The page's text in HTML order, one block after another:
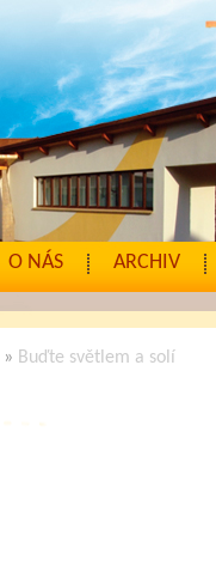
O NÁS ARCHIV
» Buďte světlem a solí